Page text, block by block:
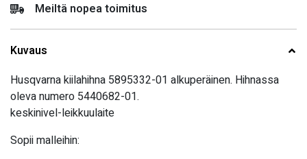
Meiltä nopea toimitus
Kuvaus
Husqvarna kiilahihna 5895332-01 alkuperäinen. Hihnassa
oleva numero 5440682-01.
keskinivel-leikkuulaite
Sopii malleihin: